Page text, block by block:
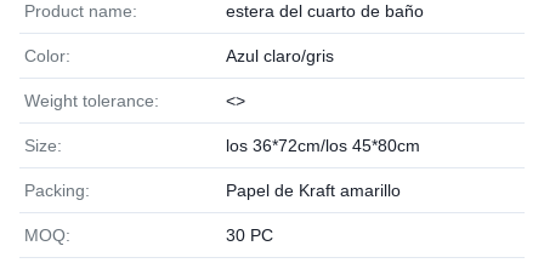
Product name: estera del cuarto de baño
Color: Azul claro/gris
Weight tolerance: <>
Size: los 36*72cm/los 45*80cm
Packing: Papel de Kraft amarillo
MOQ: 30 PC